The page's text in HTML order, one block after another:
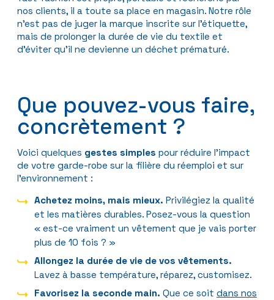
nos clients, il a toute sa place en magasin. Notre rôle
n’est pas de juger la marque inscrite sur l’étiquette,
mais de prolonger la durée de vie du textile et
d’éviter qu’il ne devienne un déchet prématuré.
Que pouvez-vous faire,
concrètement ?
Voici quelques gestes simples pour réduire l’impact
de votre garde-robe sur la filière du réemploi et sur
l’environnement :
Achetez moins, mais mieux. Privilégiez la qualité
et les matières durables. Posez-vous la question
« est-ce vraiment un vêtement que je vais porter
plus de 10 fois ? »
Allongez la durée de vie de vos vêtements.
Lavez à basse température, réparez, customisez.
Favorisez la seconde main. Que ce soit dans nos